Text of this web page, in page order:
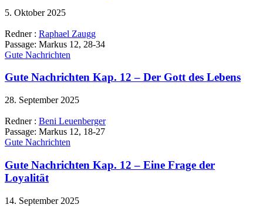
5. Oktober 2025
Redner : Raphael Zaugg
Passage: Markus 12, 28-34
Gute Nachrichten
Gute Nachrichten Kap. 12 – Der Gott des Lebens
28. September 2025
Redner : Beni Leuenberger
Passage: Markus 12, 18-27
Gute Nachrichten
Gute Nachrichten Kap. 12 – Eine Frage der
Loyalität
14. September 2025